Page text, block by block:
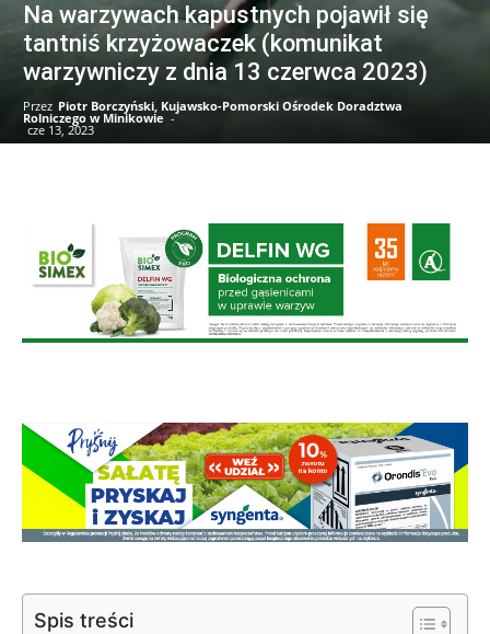
Na warzywach kapustnych pojawił się
tantniś krzyżowaczek (komunikat
warzywniczy z dnia 13 czerwca 2023)
Przez Piotr Borczyński, Kujawsko-Pomorski Ośrodek Doradztwa
Rolniczego w Minikowie -
cze 13, 2023
Spis treści